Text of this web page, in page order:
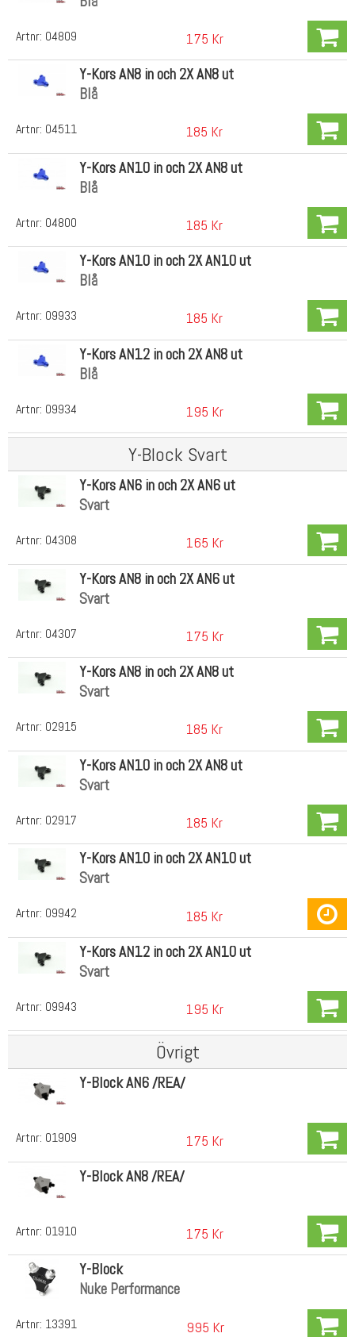
Artnr: 04809 175 Kr
Artnr: 04511
Y-Kors AN8 in och 2X AN8 ut
Blå
185 Kr
Artnr: 04800
Y-Kors AN10 in och 2X AN8 ut
Blå
185 Kr
Artnr: 09933
Y-Kors AN10 in och 2X AN10 ut
Blå
185 Kr
Artnr: 09934
Y-Kors AN12 in och 2X AN8 ut
Blå
195 Kr
Y-Block Svart
Artnr: 04308
Y-Kors AN6 in och 2X AN6 ut
Svart
165 Kr
Artnr: 04307
Y-Kors AN8 in och 2X AN6 ut
Svart
175 Kr
Artnr: 02915
Y-Kors AN8 in och 2X AN8 ut
Svart
185 Kr
Artnr: 02917
Y-Kors AN10 in och 2X AN8 ut
Svart
185 Kr
Artnr: 09942
Y-Kors AN10 in och 2X AN10 ut
Svart
185 Kr
Artnr: 09943
Y-Kors AN12 in och 2X AN10 ut
Svart
195 Kr
Övrigt
Artnr: 01909
Y-Block AN6 /REA/
175 Kr
Artnr: 01910
Y-Block AN8 /REA/
175 Kr
Artnr: 13391
Y-Block
Nuke Performance
995 Kr